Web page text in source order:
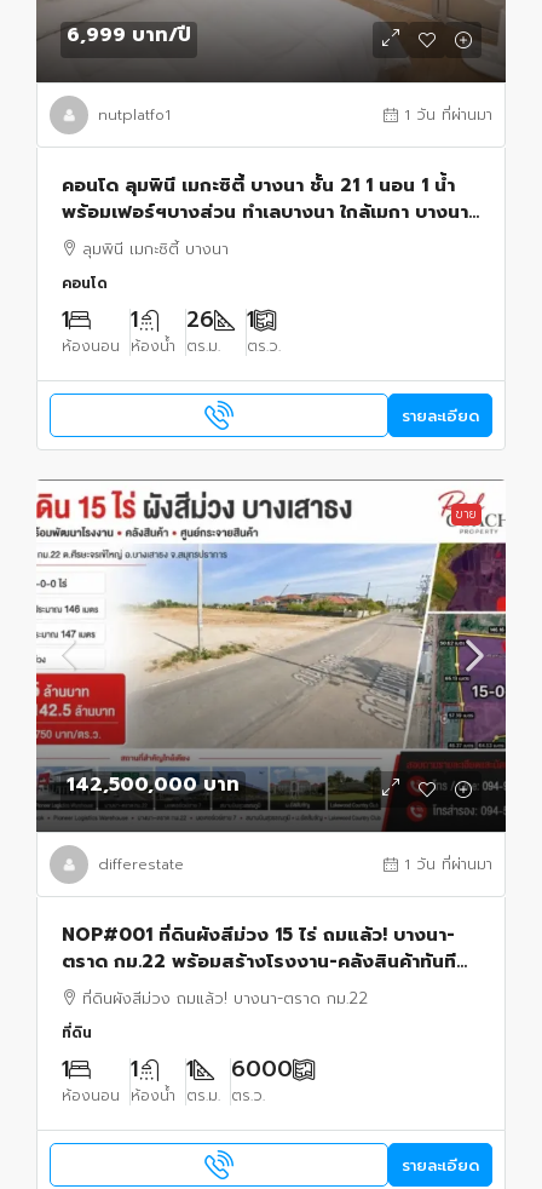
6,999 บาท/ปี
nutplatfo1 1 วัน ที่ผ่านมา
คอนโด ลุมพินี เมกะซิตี้ บางนา ชั้น 21 1 นอน 1 น้ำ
พร้อมเฟอร์ฯบางส่วน ทำเลบางนา ใกล้เมกา บางนา
1.2 กม.ใกล้รพ.ปิยะมินทร์ 600 ม.ขนาด 26 ตร.ม.
ลุมพินี เมกะซิตี้ บางนา
คอนโด
1
ห้องนอน
1
ห้องน้ำ
26
ตร.ม.
1
ตร.ว.
รายละเอียด
ขาย
142,500,000 บาท
differestate 1 วัน ที่ผ่านมา
NOP#001 ที่ดินผังสีม่วง 15 ไร่ ถมแล้ว! บางนา-
ตราด กม.22 พร้อมสร้างโรงงาน-คลังสินค้าทันที
โทร.0949287889
ที่ดินผังสีม่วง ถมแล้ว! บางนา-ตราด กม.22
ที่ดิน
1
ห้องนอน
1
ห้องน้ำ
1
ตร.ม.
6000
ตร.ว.
รายละเอียด